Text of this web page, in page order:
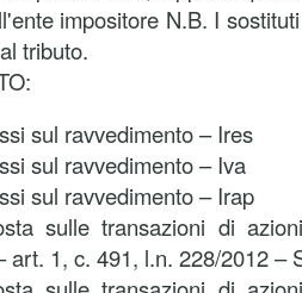
impositore N.B. I
tributo.
sul ravvedimento – Ires
sul ravvedimento – Iva
sul ravvedimento – Irap
sulle transazioni di
art. 1, c. 491, l.n. 228/2012 –